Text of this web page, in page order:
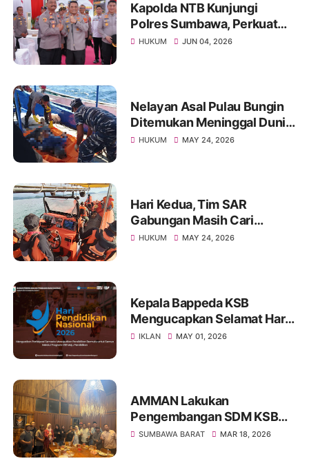
Kapolda NTB Kunjungi
Polres Sumbawa, Perkuat
Pengawasan Internal dan
HUKUM JUN 04, 2026
Nelayan Asal Pulau Bungin
Ditemukan Meninggal Dunia
di Pantai Kertasari
HUKUM MAY 24, 2026
Hari Kedua, Tim SAR
Gabungan Masih Cari
Nelayan Lansia yang Hilang
HUKUM MAY 24, 2026
Kepala Bappeda KSB
Mengucapkan Selamat Hari
Pendidikan Nasional 2026
IKLAN MAY 01, 2026
AMMAN Lakukan
Pengembangan SDM KSB
Melalui Program Beasiswa
SUMBAWA BARAT MAR 18, 2026